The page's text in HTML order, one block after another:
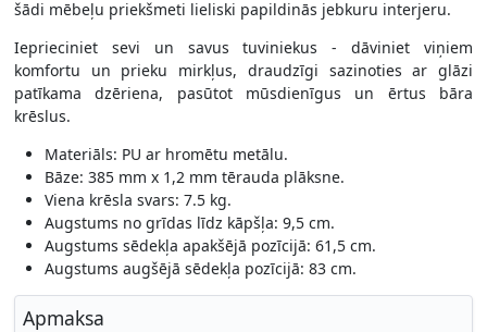
šādi mēbeļu priekšmeti lieliski papildinās jebkuru interjeru.
Ieprieciniet sevi un savus tuviniekus - dāviniet viņiem
komfortu un prieku mirkļus, draudzīgi sazinoties ar glāzi
patīkama dzēriena, pasūtot mūsdienīgus un ērtus bāra
krēslus.
Materiāls: PU ar hromētu metālu.
Bāze: 385 mm x 1,2 mm tērauda plāksne.
Viena krēsla svars: 7.5 kg.
Augstums no grīdas līdz kāpšļa: 9,5 cm.
Augstums sēdekļa apakšējā pozīcijā: 61,5 cm.
Augstums augšējā sēdekļa pozīcijā: 83 cm.
Apmaksa